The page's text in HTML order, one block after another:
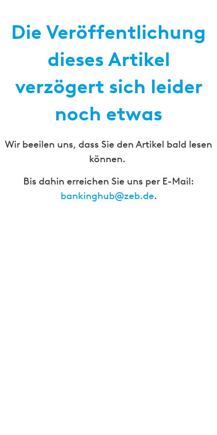
Die Veröffentlichung
dieses Artikel
verzögert sich leider
noch etwas
Wir beeilen uns, dass Sie den Artikel bald lesen
können.
Bis dahin erreichen Sie uns per E-Mail:
bankinghub@zeb.de.